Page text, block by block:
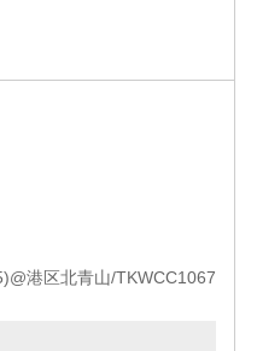
港区北青山/TKWCC1067